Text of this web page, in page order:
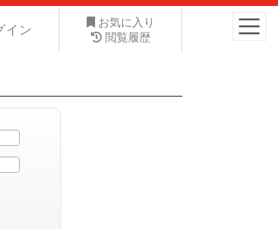
くお手元の愛車を手放したい。ネット・ジーエス株式会社は
イン
お気に入り
閲覧履歴